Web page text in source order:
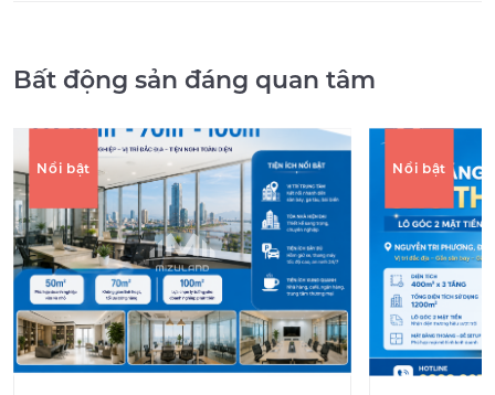
Bất động sản đáng quan tâm
Nổi bật Nổi bật